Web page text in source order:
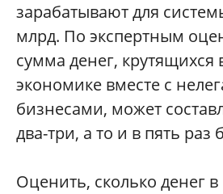
зарабатывают для
млрд. По экспертным
сумма денег,
экономике вместе с
бизнесами, может
два-три, а то и в пять
Оценить, сколько денег